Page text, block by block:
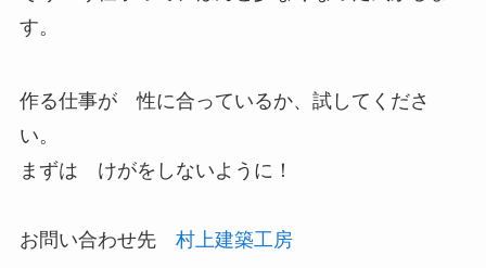
す。
作る仕事が 性に合っているか、試してくださ
い。
まずは けがをしないように！
お問い合わせ先 村上建築工房